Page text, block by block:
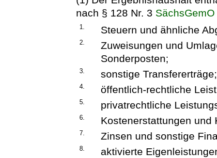
nach § 128 Nr. 3 SächsGemO
1. Steuern und ähnliche
2.
Zuweisungen und
Sonderposten;
3. sonstige Transfererträge;
4. öffentlich-rechtliche
5. privatrechtliche
6. Kostenerstattungen und
7. Zinsen und sonstige
8. aktivierte